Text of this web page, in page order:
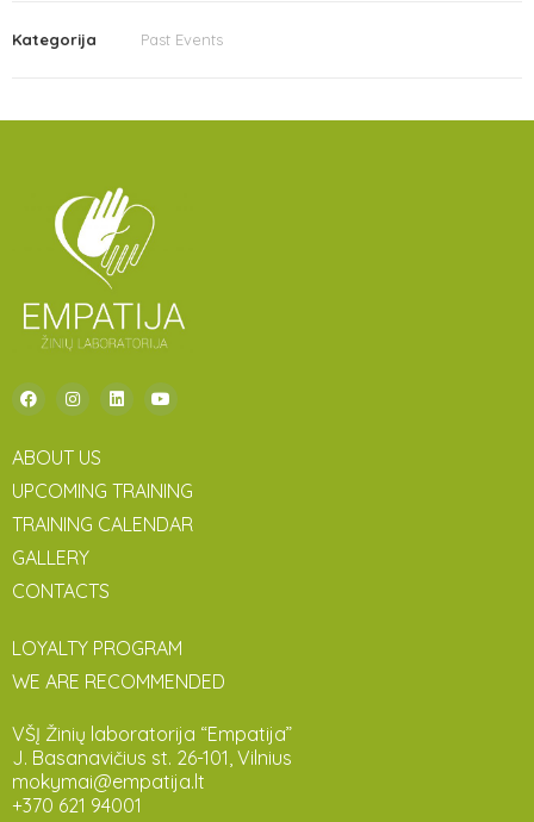
Kategorija Past Events
ABOUT US
UPCOMING TRAINING
TRAINING CALENDAR
GALLERY
CONTACTS
LOYALTY PROGRAM
WE ARE RECOMMENDED
VŠĮ Žinių laboratorija “Empatija”
J. Basanavičius st. 26-101, Vilnius
mokymai@empatija.lt
+370 621 94001